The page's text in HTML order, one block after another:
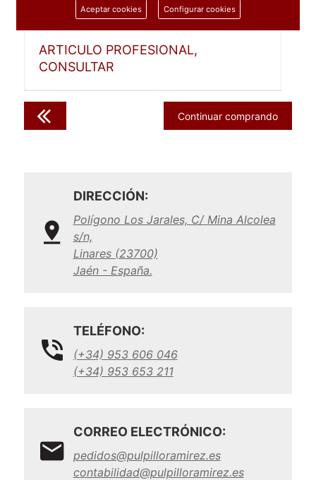
ARTICULO PROFESIONAL,
CONSULTAR
Continuar comprando
DIRECCIÓN:
Polígono Los Jarales, C/ Mina Alcolea
s/n,
Linares (23700)
Jaén - España.
TELÉFONO:
(+34) 953 606 046
(+34) 953 653 211
CORREO ELECTRÓNICO:
pedidos@pulpilloramirez.es
contabilidad@pulpilloramirez.es
Aceptar cookies Configurar cookies